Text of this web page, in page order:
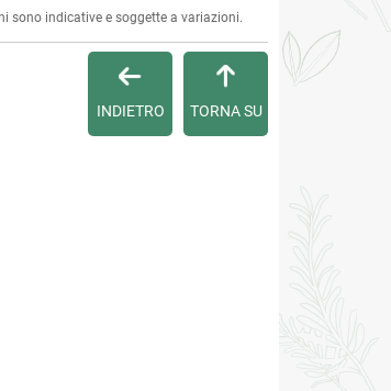
sono indicative e soggette a variazioni.
TORNA SU
INDIETRO